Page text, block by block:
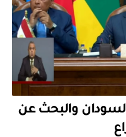
والبحث عن